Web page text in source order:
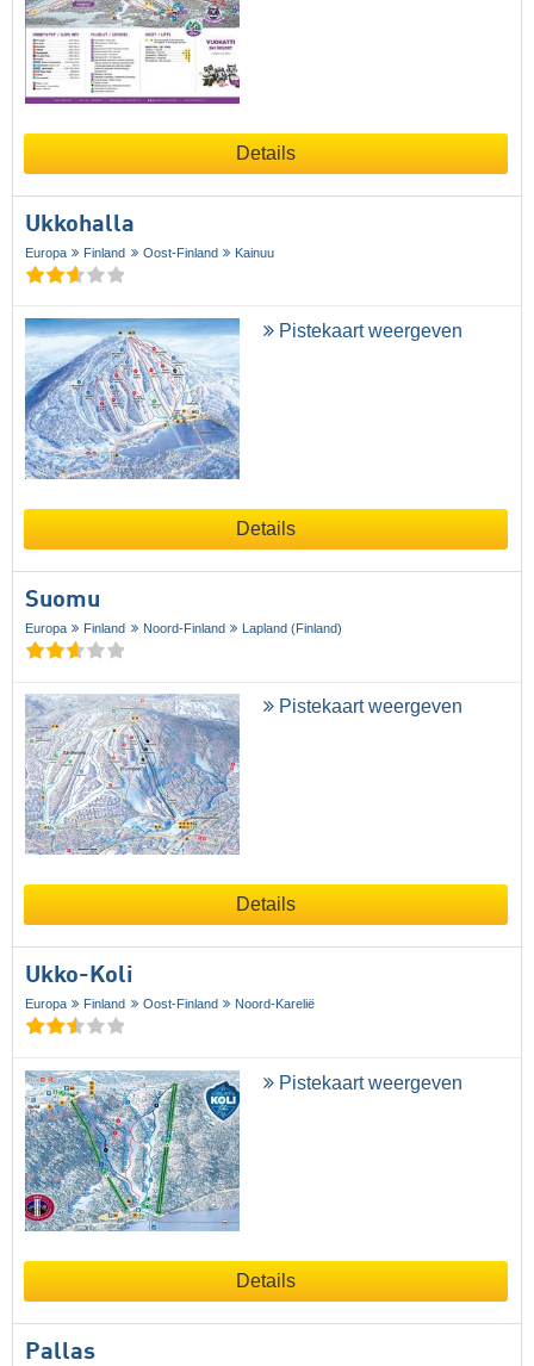
Details
Ukkohalla
Europa Finland Oost-Finland Kainuu
Pistekaart weergeven
Details
Suomu
Europa Finland Noord-Finland Lapland (Finland)
Pistekaart weergeven
Details
Ukko-Koli
Europa Finland Oost-Finland Noord-Karelië
Pistekaart weergeven
Details
Pallas